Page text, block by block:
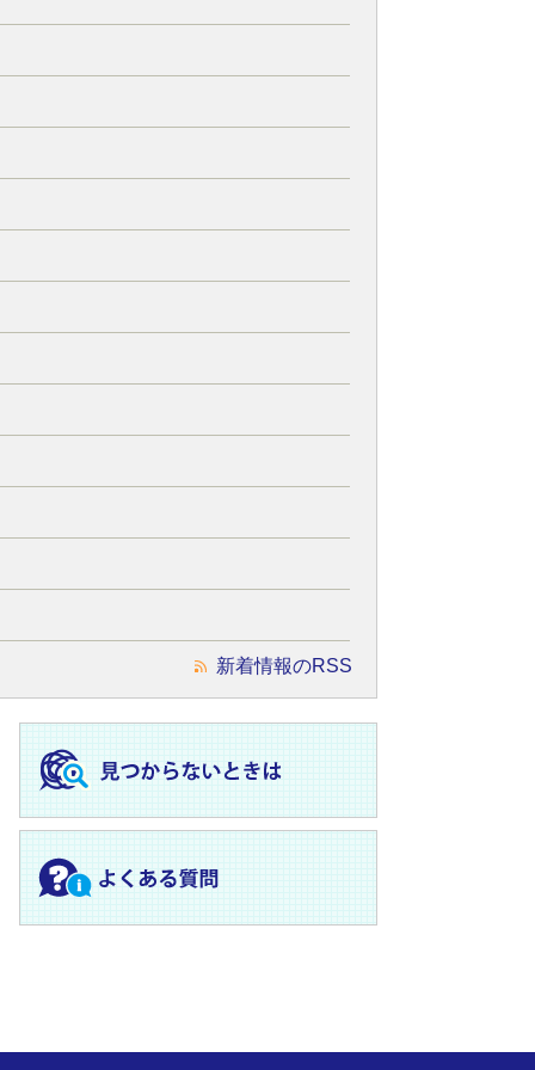
新着情報のRSS